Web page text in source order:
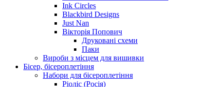
Ink Circles
Blackbird Designs
Just Nan
Вікторія Попович
Друковані схеми
Паки
Вироби з місцем для вишивки
Бісер, бісероплетіння
Набори для бісероплетіння
Ріоліс (Росія)